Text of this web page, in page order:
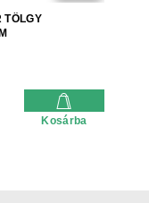
TÖLGY
Kosárba